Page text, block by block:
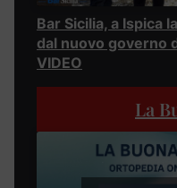
Bar Sicilia, a Ispica
dal nuovo governo
VIDEO
La